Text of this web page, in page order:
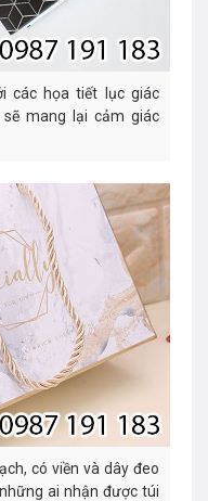
các họa tiết lục giác
mang lại cảm giác
có viền và dây đeo
ai nhận được túi